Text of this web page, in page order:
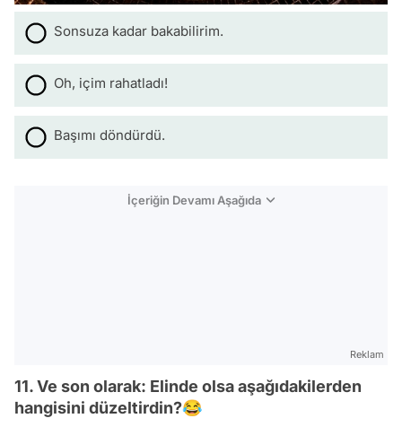
Sonsuza kadar bakabilirim.
Oh, içim rahatladı!
Başımı döndürdü.
İçeriğin Devamı Aşağıda
Reklam
11. Ve son olarak: Elinde olsa aşağıdakilerden
hangisini düzeltirdin?😂